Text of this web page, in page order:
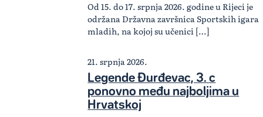
Od 15. do 17. srpnja 2026. godine u Rijeci je
održana Državna završnica Sportskih igara
mladih, na kojoj su učenici […]
21. srpnja 2026.
Legende Đurđevac, 3. c
ponovno među najboljima u
Hrvatskoj